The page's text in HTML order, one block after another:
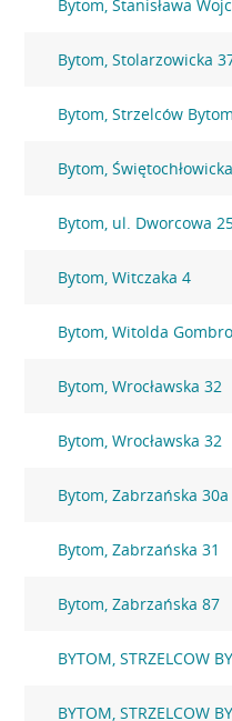
Bytom, Stanisława
Bytom, Stolarzowicka
Bytom, Strzelców
Bytom,
Bytom, ul. Dworcowa
Bytom, Witczaka 4
Bytom, Witolda
Bytom, Wrocławska 32
Bytom, Wrocławska 32
Bytom, Zabrzańska 30a
Bytom, Zabrzańska 31
Bytom, Zabrzańska 87
BYTOM, STRZELCOW
BYTOM, STRZELCOW